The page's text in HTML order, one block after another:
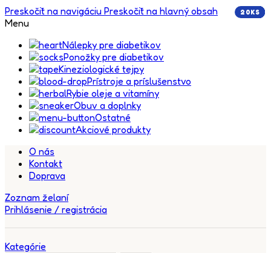
Preskočiť na navigáciu Preskočiť na hlavný obsah
Menu
Nálepky pre diabetikov
Ponožky pre diabetikov
Kineziologické tejpy
Prístroje a príslušenstvo
Rybie oleje a vitamíny
Obuv a doplnky
Ostatné
Akciové produkty
O nás
Kontakt
Doprava
Zoznam želaní
Prihlásenie / registrácia
Kategórie
5KS
5KS
5KS
5KS
5KS
5KS
5KS
5KS
5KS
5KS
20KS